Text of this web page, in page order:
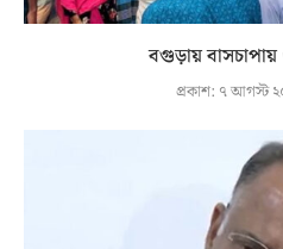
বগুড়ায়
প্রকাশ: ৭ আগস্ট